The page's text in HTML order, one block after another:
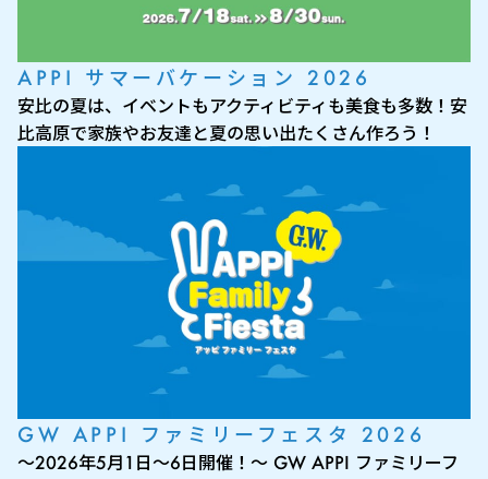
APPI サマーバケーション 2026
安比の夏は、イベントもアクティビティも美食も多数！安
比高原で家族やお友達と夏の思い出たくさん作ろう！
GW APPI ファミリーフェスタ 2026
～2026年5月1日～6日開催！～ GW APPI ファミリーフ